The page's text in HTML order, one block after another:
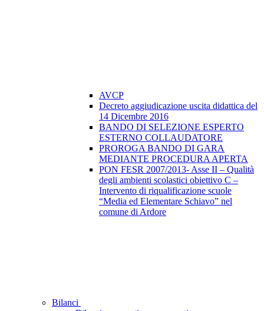
AVCP
Decreto aggiudicazione uscita didattica del
14 Dicembre 2016
BANDO DI SELEZIONE ESPERTO
ESTERNO COLLAUDATORE
PROROGA BANDO DI GARA
MEDIANTE PROCEDURA APERTA
PON FESR 2007/2013- Asse II – Qualità
degli ambienti scolastici obiettivo C –
Intervento di riqualificazione scuole
“Media ed Elementare Schiavo” nel
comune di Ardore
Bilanci